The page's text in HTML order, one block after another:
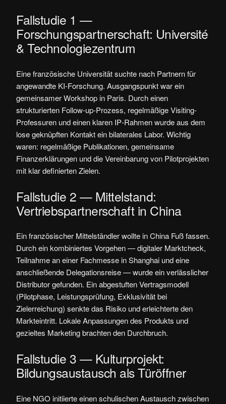
Fallstudie 1 —
Forschungspartnerschaft: Université
& Technologiezentrum
Eine französische Universität suchte nach Partnern für
angewandte KI-Forschung. Ausgangspunkt war ein
gemeinsamer Workshop in Paris. Durch einen
strukturierten Follow-up-Prozess, regelmäßige Visiting-
Professuren und einen klaren IP‑Rahmen wurde aus dem
lose geknüpften Kontakt ein bilaterales Labor. Wichtig
waren: regelmäßige Publikationen, gemeinsame
Finanzerklärungen und die Vereinbarung von Pilotprojekten
mit klar definierten Zielen.
Fallstudie 2 — Mittelstand:
Vertriebspartnerschaft in China
Ein französischer Mittelständler wollte in China Fuß fassen.
Durch ein kombiniertes Vorgehen — digitaler Marktcheck,
Teilnahme an einer Fachmesse in Shanghai und eine
anschließende Delegationsreise — wurde ein verlässlicher
Distributor gefunden. Ein abgestuften Vertragsmodell
(Pilotphase, Leistungsprüfung, Exklusivität bei
Zielerreichung) senkte das Risiko und erleichterte den
Markteintritt. Lokale Anpassungen des Produkts und
gezieltes Marketing brachten den Durchbruch.
Fallstudie 3 — Kulturprojekt:
Bildungsaustausch als Türöffner
Eine NGO initiierte einen schulischen Austausch zwischen